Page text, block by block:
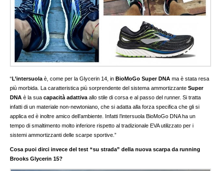
“L’intersuola è, come per la Glycerin 14, inBioMoGo Super DNA ma è stata resa
più morbida. La caratteristica più sorprendente del sistema ammortizzanteSuper
DNA è la suacapacità adattiva allo stile di corsa e al passo del runner. Si tratta
infatti di un materiale non-newtoniano, che si adatta alla forza specifica che gli si
applica ed è inoltre amico dell’ambiente. Infatti l’intersuola BioMoGo DNA ha un
tempo di smaltimento molto inferiore rispetto al tradizionale EVA utilizzato per i
sistemi ammortizzanti delle scarpe sportive.”
Cosa puoi dirci invece del test “su strada” della nuova scarpa da running
Brooks Glycerin 15?